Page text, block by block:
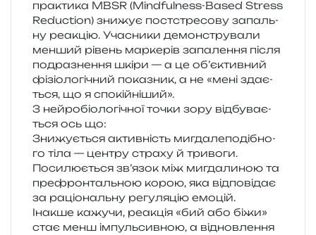
пра­кти­ка MBSR (Mindfulness-Based Stress
Reduction) зни­жує пост­стре­со­ву запаль­
ну реа­кцію. Учасники демон­стру­ва­ли
мен­ший рівень мар­ке­рів запа­ле­н­ня після
подра­зне­н­ня шкіри — а це об’єктивний
фізіо­ло­гі­чний пока­зник, а не «мені зда­є­
ться, що я спокійніший».
З ней­ро­біо­ло­гі­чної точки зору від­бу­ва­є­
ться ось що:
Знижується актив­ність мигда­ле­по­ді­бно­
го тіла — цен­тру стра­ху й тривоги.
Посилюється зв’язок між мигда­ли­ною та
пре­фрон­таль­ною корою, яка від­по­від­ає
за раціо­наль­ну регу­ля­цію емоцій.
Інакше кажу­чи, реа­кція «бий або біжи»
стає менш імпуль­сив­ною, а від­нов­ле­н­ня